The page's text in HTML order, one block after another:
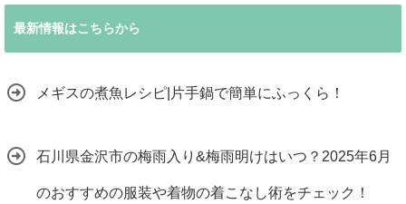
最新情報はこちらから
メギスの煮魚レシピ|片手鍋で簡単にふっくら！
石川県金沢市の梅雨入り&梅雨明けはいつ？2025年6月
のおすすめの服装や着物の着こなし術をチェック！